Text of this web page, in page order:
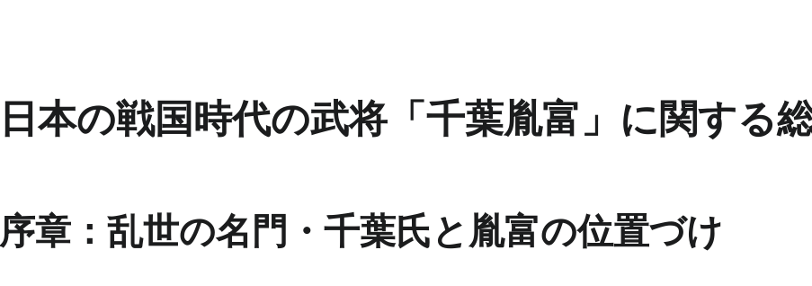
日本の戦国時代の武将「千葉胤富」に関する
序章：乱世の名門・千葉氏と胤富の位置づけ